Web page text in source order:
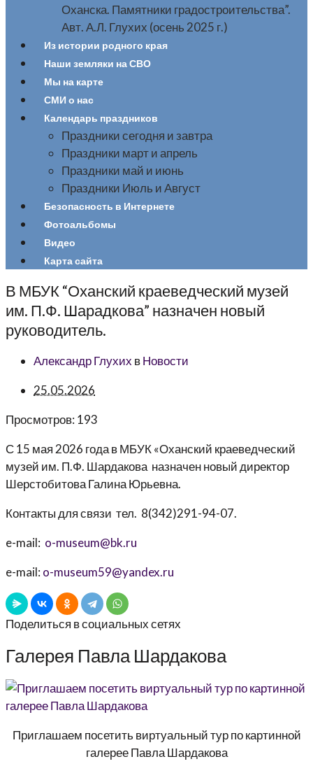
Оханска. Памятники градостроительства”.
Авт. А.Л. Глухих (осень 2025 г.)
Из истории родного края
Наши земляки на СВО
Мы на карте
СМИ о нас
Календарь праздников
Праздники сегодня и завтра
Праздники март и апрель
Праздники май и июнь
Праздники Июль и Август
Безопасность в Интернете
Фотоальбомы
Видео
Карта сайта
В МБУК “Оханский краеведческий музей
им. П.Ф. Шарадкова” назначен новый
руководитель.
Александр Глухих вНовости
25.05.2026
Просмотров: 193
С 15 мая 2026 года в МБУК «Оханский краеведческий
музей им. П.Ф. Шардакова назначен новый директор
Шерстобитова Галина Юрьевна.
Контакты для связи тел. 8(342)291-94-07.
e-mail: o-museum@bk.ru
e-mail: o-museum59@yandex.ru
Поделиться в социальных сетях
Галерея Павла Шардакова
Приглашаем посетить виртуальный тур по картинной
галерее Павла Шардакова